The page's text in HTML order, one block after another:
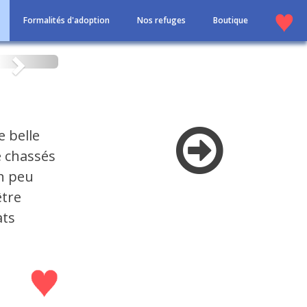
Formalités d'adoption Nos refuges Boutique
Suivant
belle
peu